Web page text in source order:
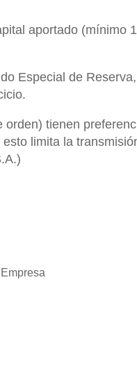
aportado (mínimo
Especial de
tienen
limita la